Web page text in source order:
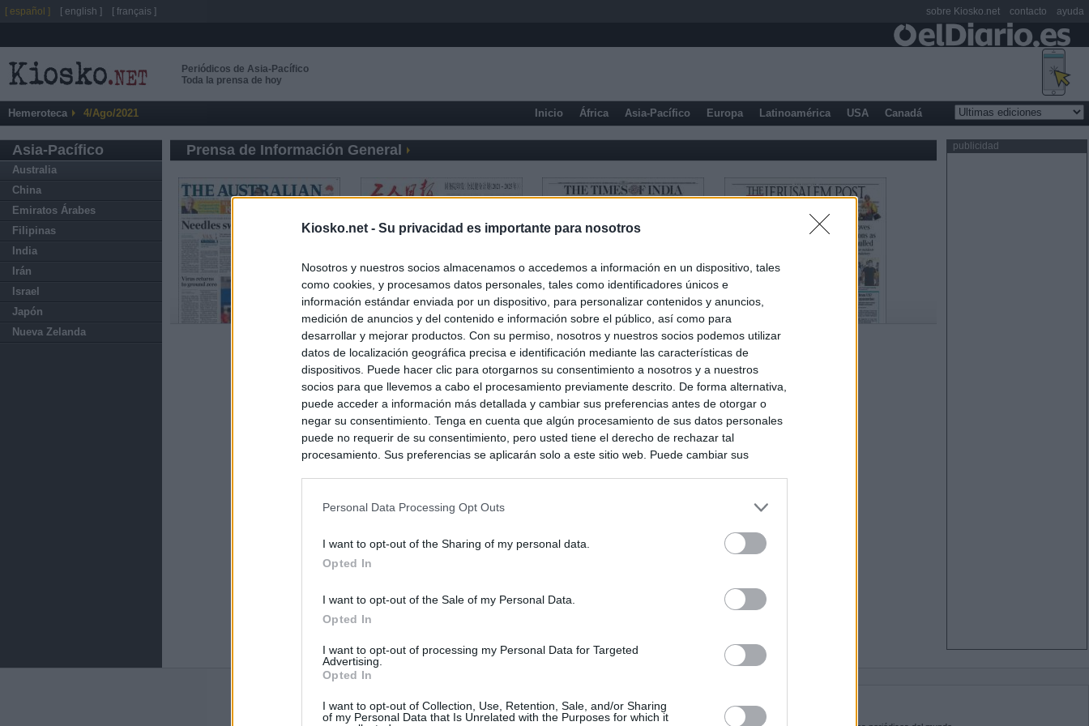
Kiosko.net - Su privacidad es importante para nosotros
Nosotros y nuestros socios almacenamos o accedemos a información en un dispositivo, tales
como cookies, y procesamos datos personales, tales como identificadores únicos e
información estándar enviada por un dispositivo, para personalizar contenidos y anuncios,
medición de anuncios y del contenido e información sobre el público, así como para
desarrollar y mejorar productos. Con su permiso, nosotros y nuestros socios podemos utilizar
datos de localización geográfica precisa e identificación mediante las características de
dispositivos. Puede hacer clic para otorgarnos su consentimiento a nosotros y a nuestros
socios para que llevemos a cabo el procesamiento previamente descrito. De forma alternativa,
puede acceder a información más detallada y cambiar sus preferencias antes de otorgar o
negar su consentimiento. Tenga en cuenta que algún procesamiento de sus datos personales
puede no requerir de su consentimiento, pero usted tiene el derecho de rechazar tal
procesamiento. Sus preferencias se aplicarán solo a este sitio web. Puede cambiar sus
Personal Data Processing Opt Outs
I want to opt-out of the Sharing of my personal data.
Opted In
I want to opt-out of the Sale of my Personal Data.
Opted In
I want to opt-out of processing my Personal Data for Targeted
Advertising.
Opted In
I want to opt-out of Collection, Use, Retention, Sale, and/or Sharing
of my Personal Data that Is Unrelated with the Purposes for which it
Periódicos de Asia-Pacífico
Toda la prensa de hoy
Hemeroteca 4/Ago/2021 Inicio África Asia-Pacífico Europa Latinoamérica USA Canadá
Asia-Pacífico
Australia
China
Emiratos Árabes
Filipinas
India
Irán
Israel
Japón
Nueva Zelanda
publicidad
Prensa de Información General
[ español ] [ english ] [ français ] sobre Kiosko.net contacto ayuda